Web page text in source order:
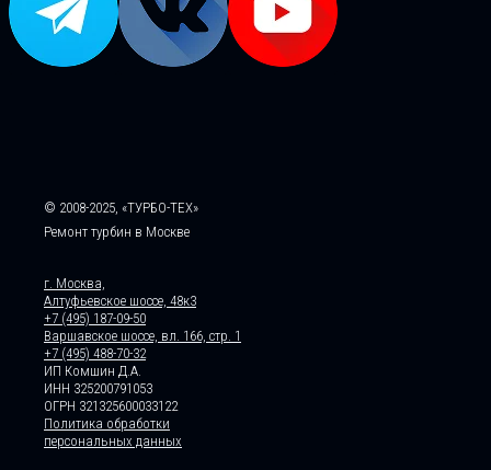
© 2008-2025, «ТУРБО-ТЕХ»
Ремонт турбин в Москве
г. Москва,
Алтуфьевское шоссе, 48к3
+7 (495) 187-09-50
Варшавское шоссе, вл. 166, стр. 1
+7 (495) 488-70-32
ИП Комшин Д.А.
ИНН 325200791053
ОГРН 321325600033122
Политика обработки
персональных данных